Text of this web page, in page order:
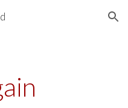
Skip to navigation